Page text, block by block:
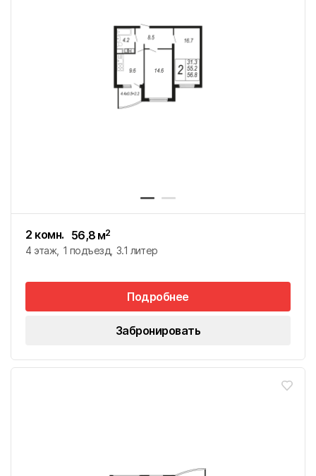
2 комн. 56,8 м2
4 этаж 1 подъезд 3.1 литер
Подробнее
Забронировать